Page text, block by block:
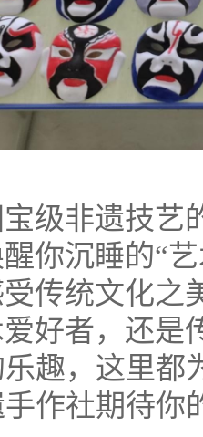
级非遗技艺
你沉睡的“
传统文化之
好者，还是
趣，这里都
作社期待你